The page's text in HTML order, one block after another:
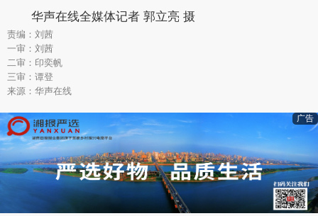
华声在线全媒体记者 郭立亮 摄
责编：刘茜
一审：刘茜
二审：印奕帆
三审：谭登
来源：华声在线
广告